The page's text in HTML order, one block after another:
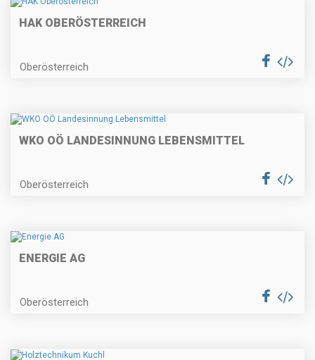
HAK OBERÖSTERREICH
Oberösterreich
WKO OÖ LANDESINNUNG LEBENSMITTEL
Oberösterreich
ENERGIE AG
Oberösterreich